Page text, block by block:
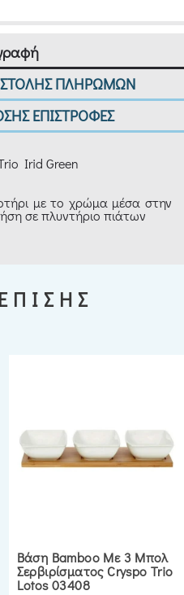
ΠΛΗΡΩΜΩΝ
ΕΠΙΣΤΡΟΦΕΣ
Irid Green
με το χρώμα μέσα στην
σε πλυντήριο πιάτων
Βάση Bamboo Με 3 Μπολ
Σερβιρίσματος Cryspo Trio
Lotos 03408